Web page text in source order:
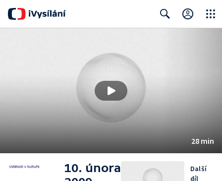
28 min
10. února
Další
díl